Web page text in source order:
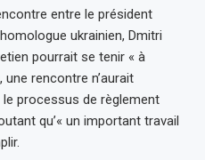
entre le président
ukrainien, Dmitri
pourrait se tenir « à
rencontre n’aurait
processus de règlement
qu’« un important travail